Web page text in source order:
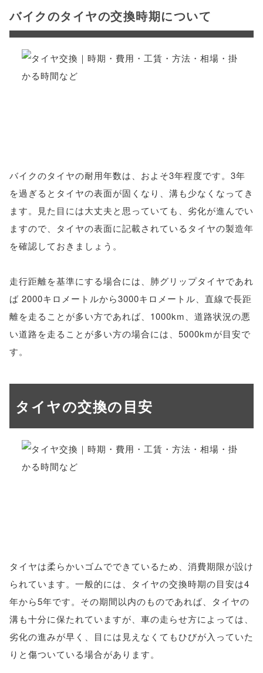
バイクのタイヤの交換時期について
バイクのタイヤの耐用年数は、およそ3年程度です。3年
を過ぎるとタイヤの表面が固くなり、溝も少なくなってき
ます。見た目には大丈夫と思っていても、劣化が進んでい
ますので、タイヤの表面に記載されているタイヤの製造年
を確認しておきましょう。
走行距離を基準にする場合には、肺グリップタイヤであれ
ば 2000キロメートルから3000キロメートル、直線で長距
離を走ることが多い方であれば、1000km、道路状況の悪
い道路を走ることが多い方の場合には、5000kmが目安で
す。
タイヤの交換の目安
タイヤは柔らかいゴムでできているため、消費期限が設け
られています。一般的には、タイヤの交換時期の目安は4
年から5年です。その期間以内のものであれば、タイヤの
溝も十分に保たれていますが、車の走らせ方によっては、
劣化の進みが早く、目には見えなくてもひびが入っていた
りと傷ついている場合があります。